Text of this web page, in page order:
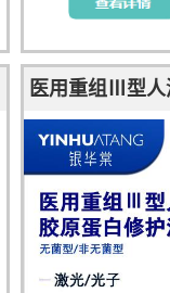
医用重组Ⅲ型人